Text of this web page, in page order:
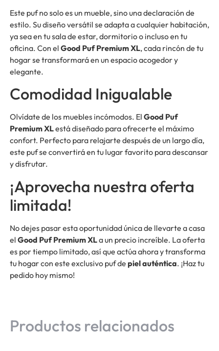
Este puf no solo es un mueble, sino una declaración de
estilo. Su diseño versátil se adapta a cualquier habitación,
ya sea en tu sala de estar, dormitorio o incluso en tu
oficina. Con el Good Puf Premium XL, cada rincón de tu
hogar se transformará en un espacio acogedor y
elegante.
Comodidad Inigualable
Olvídate de los muebles incómodos. El Good Puf
Premium XLestá diseñado para ofrecerte el máximo
confort. Perfecto para relajarte después de un largo día,
este puf se convertirá en tu lugar favorito para descansar
y disfrutar.
¡Aprovecha nuestra oferta
limitada!
No dejes pasar esta oportunidad única de llevarte a casa
el Good Puf Premium XLa un precio increíble. La oferta
es por tiempo limitado, así que actúa ahora y transforma
tu hogar con este exclusivo puf de piel auténtica. ¡Haz tu
pedido hoy mismo!
Productos relacionados